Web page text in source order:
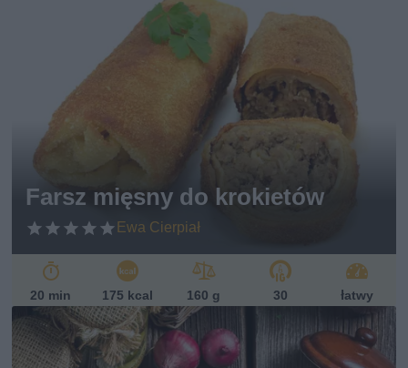
Farsz mięsny do krokietów
Ewa Cierpiał
20 min 175 kcal 160 g 30 łatwy